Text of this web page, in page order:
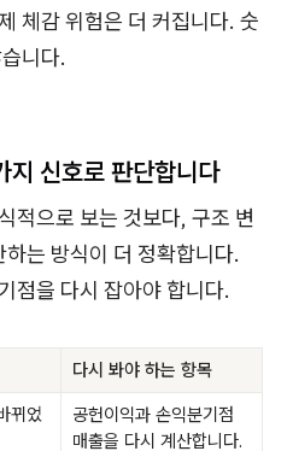
체감 위험은 더 커집니다. 숫
니다.
신호로 판단합니다
적으로 보는 것보다, 구조 변
는 방식이 더 정확합니다.
점을 다시 잡아야 합니다.
다시 봐야 하는 항목
뀌었
공헌이익과 손익분기점
매출을 다시 계산합니다.